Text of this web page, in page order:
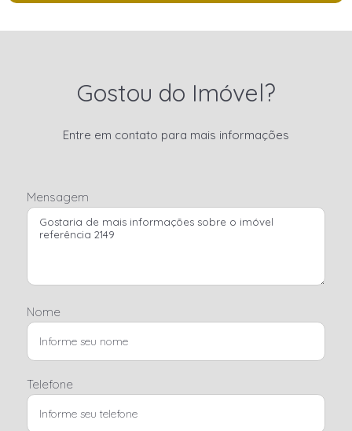
Gostou do Imóvel?
Entre em contato para mais informações
Mensagem
Nome
Telefone